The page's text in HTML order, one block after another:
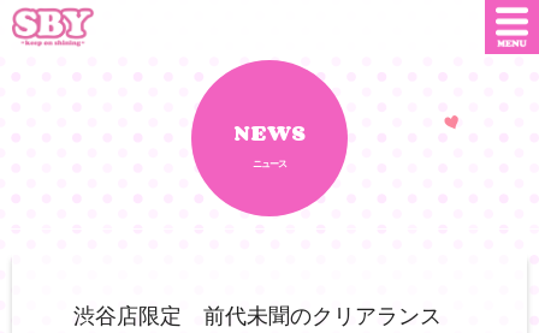
NEWS
ニュース
渋谷店限定 前代未聞のクリアランス